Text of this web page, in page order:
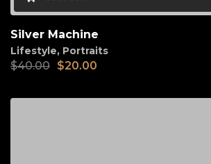
Silver Machine
Lifestyle, Portraits
$40.00 $20.00